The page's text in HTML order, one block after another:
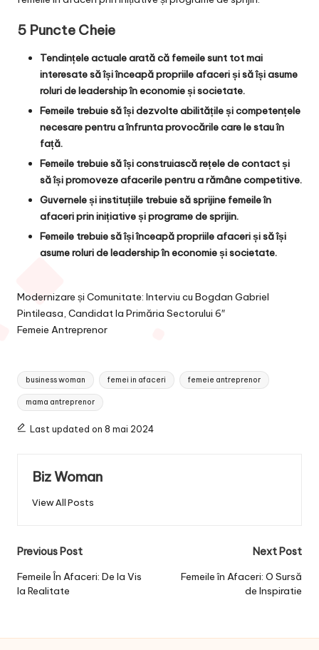
5 Puncte Cheie
Tendințele actuale arată că femeile sunt tot mai
interesate să își înceapă propriile afaceri și să își asume
roluri de leadership în economie și societate.
Femeile trebuie să își dezvolte abilitățile și competențele
necesare pentru a înfrunta provocările care le stau în
față.
Femeile trebuie să își construiască rețele de contact și
să își promoveze afacerile pentru a rămâne competitive.
Guvernele și instituțiile trebuie să sprijine femeile în
afaceri prin inițiative și programe de sprijin.
Femeile trebuie să își înceapă propriile afaceri și să își
asume roluri de leadership în economie și societate.
Modernizare și Comunitate: Interviu cu Bogdan Gabriel
Pintileasa, Candidat la Primăria Sectorului 6″
Femeie Antreprenor
Tags:
business woman femei in afaceri femeie antreprenor
mama antreprenor
Last updated on 8 mai 2024
Biz Woman
View All Posts
Post
navigation
Previous Post
Femeile În Afaceri: De la Vis
la Realitate
Next Post
Femeile în Afaceri: O Sursă
de Inspiratie